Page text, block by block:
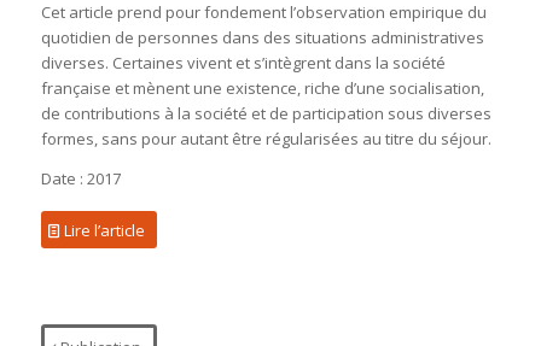
Cet article prend pour fondement l’observation empirique du
quotidien de personnes dans des situations administratives
diverses. Certaines vivent et s’intègrent dans la société
française et mènent une existence, riche d’une socialisation,
de contributions à la société et de participation sous diverses
formes, sans pour autant être régularisées au titre du séjour.
Date : 2017
Lire l’article